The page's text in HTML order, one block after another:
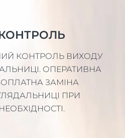
КОНТРОЛЬ ВИХОДУ
ОПЕРАТИВНА
ЗАМІНА
ПРИ
НЕОБХІДНОСТІ.